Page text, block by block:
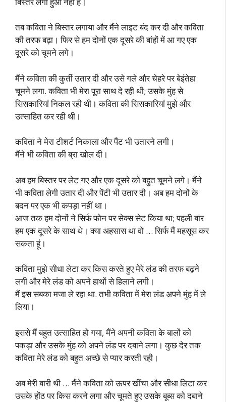
तब कविता ने बिस्तर लगाया और मैंने लाइट बंद कर दी और कविता
की तरफ बढ़ा। फिर से हम दोनों एक दूसरे की बांहों में आ गए एक
दूसरे को चूमने लगे।
मैंने कविता की कुर्ती उतार दी और उसे गले और चेहरे पर बेइंतेहा
चूमने लगा. कविता भी मेरा पूरा साथ दे रही थी; उसके मुंह से
सिसकारियां निकल रही थी। कविता की सिसकारियां मुझे और
उत्साहित कर रही थी।
कविता ने मेरा टीशर्ट निकाला और पैंट भी उतारने लगी।
मैंने भी कविता की ब्रा खोल दी।
अब हम बिस्तर पर लेट गए और एक दूसरे को बहुत चूमने लगे। मैंने
भी कविता लेगी उतार दी और पेंटी भी उतार दी। अब हम दोनों के
बदन पर एक भी कपड़ा नहीं था।
आज तक हम दोनों ने सिर्फ फोन पर सेक्स सेट किया था; पहली बार
हम एक दूसरे के साथ थे। क्या अहसास था वो … सिर्फ मैं महसूस कर
सकता हूं।
कविता मुझे सीधा लेटा कर किस करते हुए मेरे लंड की तरफ बढ़ने
लगी और मेरे लंड को अपने हाथों से हिलाने लगी।
मैं इस सबका मजा ले रहा था. तभी कविता में मेरा लंड अपने मुंह में ले
लिया।
इससे मैं बहुत उत्साहित हो गया, मैंने अपनी कविता के बालों को
पकड़ा और उसके मुंह को अपने लंड पर दबाने लगा। कुछ देर तक
कविता मेरे लंड को बहुत अच्छे से प्यार करती रही।
अब मेरी बारी थी … मैंने कविता को ऊपर खींचा और सीधा लिटा कर
उसके होंठ पर किस करने लगा और चूमते हुए उसके बूब्स को दबाने